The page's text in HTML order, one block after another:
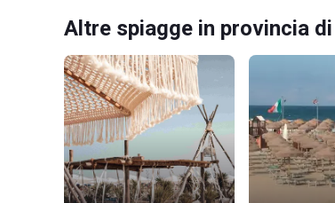
Altre spiagge in provincia di